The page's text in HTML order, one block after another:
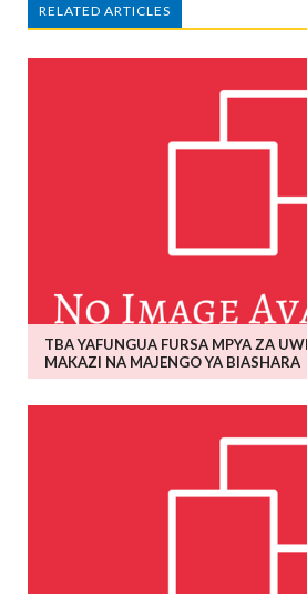
RELATED ARTICLES
TBA YAFUNGUA FURSA MPYA ZA
MAKAZI NA MAJENGO YA BIASHARA